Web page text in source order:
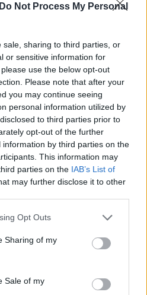
Do Not Process My Personal
sale, sharing to third parties, or
or sensitive information for
use the below opt-out
Please note that after your
you may continue seeing
personal information utilized by
to third parties prior to
opt-out of the further
by third parties on the
This information may
parties on the IAB’s List of
may further disclose it to other
Opt Outs
Sharing of my
Sale of my